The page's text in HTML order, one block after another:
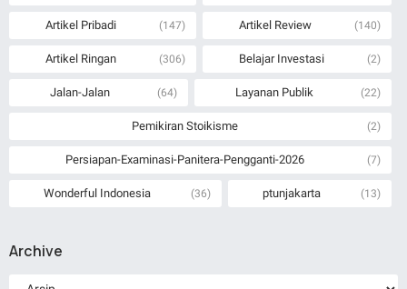
Artikel Pribadi (147) Artikel Review (140)
Artikel Ringan (306) Belajar Investasi (2)
Jalan-Jalan (64) Layanan Publik (22)
Pemikiran Stoikisme (2)
Persiapan-Examinasi-Panitera-Pengganti-2026 (7)
Wonderful Indonesia (36) ptunjakarta (13)
Archive